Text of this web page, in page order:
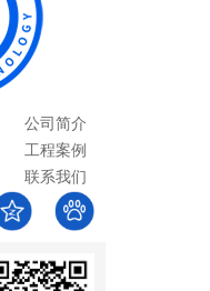
公司简介
工程案例
联系我们